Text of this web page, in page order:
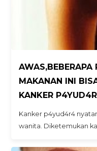
AWAS,BEBERAPA
MAKANAN INI
KANKER
Kanker p4yud4r4
wanita. Diketemukan